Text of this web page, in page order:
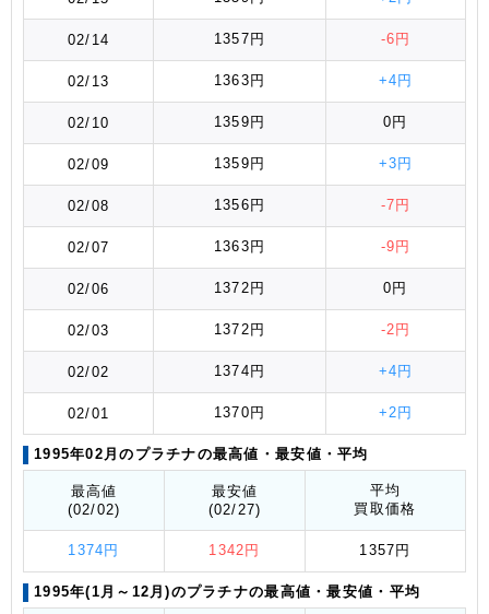
02/14 1357円 -6円
02/13 1363円 +4円
02/10 1359円 0円
02/09 1359円 +3円
02/08 1356円 -7円
02/07 1363円 -9円
02/06 1372円 0円
02/03 1372円 -2円
02/02 1374円 +4円
02/01 1370円 +2円
1995年02月のプラチナの最高値 ・最安値 ・平均
最高値
(02/02)
最安値
(02/27)
平均
買取価格
1374円 1342円 1357円
1995年(1月～12月)のプラチナの最高値 ・最安値 ・平均